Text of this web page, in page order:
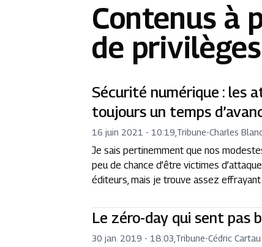
Contenus à
de privilèges
Sécurité numérique : les
toujours un temps
16 juin 2021 - 10:19 Tribune-Charles
Je sais pertinemment que nos
peu de chance d’être victimes
éditeurs, mais je trouve assez
Le zéro-day qui sent pas
30 jan. 2019 - 18:03 Tribune-Cédric Cartau